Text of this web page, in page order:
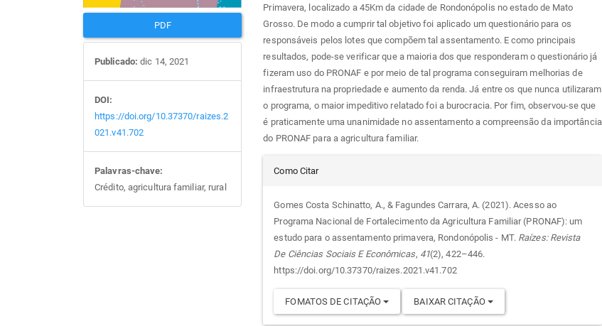
PDF
Publicado: dic 14, 2021
DOI:
https://doi.org/10.37370/raizes.2
021.v41.702
Palavras-chave:
Crédito, agricultura familiar, rural
Primavera, localizado a 45Km da cidade de Rondonópolis no estado de Mato
Grosso. De modo a cumprir tal objetivo foi aplicado um questionário para os
responsáveis pelos lotes que compõem tal assentamento. E como principais
resultados, pode-se verificar que a maioria dos que responderam o questionário já
fizeram uso do PRONAF e por meio de tal programa conseguiram melhorias de
infraestrutura na propriedade e aumento da renda. Já entre os que nunca utilizaram
o programa, o maior impeditivo relatado foi a burocracia. Por fim, observou-se que
é praticamente uma unanimidade no assentamento a compreensão da importância
do PRONAF para a agricultura familiar.
Detalhes
do
artigo
Como Citar
Gomes Costa Schinatto, A., & Fagundes Carrara, A. (2021). Acesso ao
Programa Nacional de Fortalecimento da Agricultura Familiar (PRONAF): um
estudo para o assentamento primavera, Rondonópolis - MT. Raízes: Revista
De Ciências Sociais E Econômicas, 41(2), 422–446.
https://doi.org/10.37370/raizes.2021.v41.702
FOMATOS DE CITAÇÃO BAIXAR CITAÇÃO